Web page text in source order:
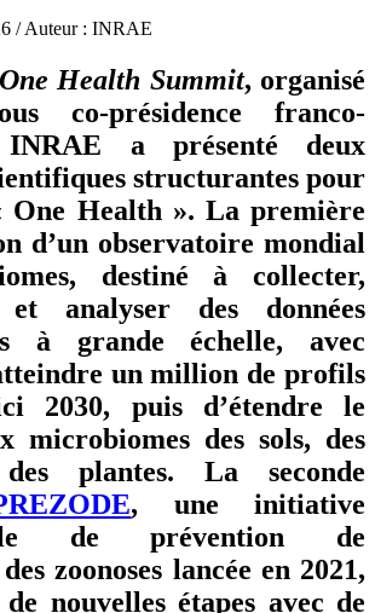
/ Auteur : INRAE
One Health Summit, organisé
co-présidence franco-
INRAE a présenté deux
structurantes pour
One Health ». La première
d’un observatoire mondial
destiné à collecter,
et analyser des données
à grande échelle, avec
un million de profils
2030, puis d’étendre le
microbiomes des sols, des
plantes. La seconde
, une initiative
de prévention de
zoonoses lancée en 2021,
nouvelles étapes avec de